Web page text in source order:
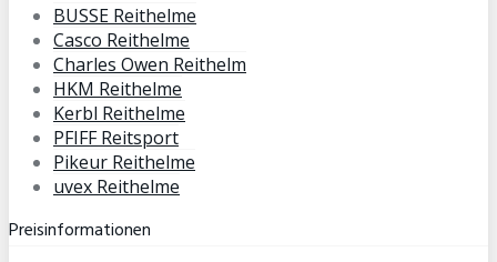
BUSSE Reithelme
Casco Reithelme
Charles Owen Reithelm
HKM Reithelme
Kerbl Reithelme
PFIFF Reitsport
Pikeur Reithelme
uvex Reithelme
Preisinformationen